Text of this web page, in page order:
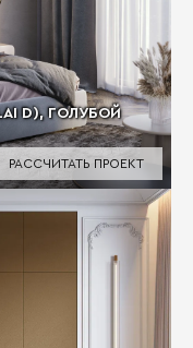
D), ГОЛУБОЙ
РАССЧИТАТЬ ПРОЕКТ